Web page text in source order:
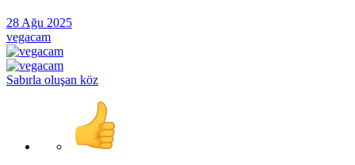
28 Ağu 2025
vegacam
Sabırla oluşan köz